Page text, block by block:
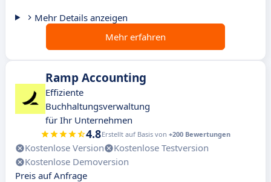
Mehr Details anzeigen
Mehr erfahren
Ramp Accounting
Effiziente
Buchhaltungsverwaltung
für Ihr Unternehmen
4.8Erstellt auf Basis von +200 Bewertungen
Kostenlose Version
Kostenlose Testversion
Kostenlose Demoversion
Preis auf Anfrage